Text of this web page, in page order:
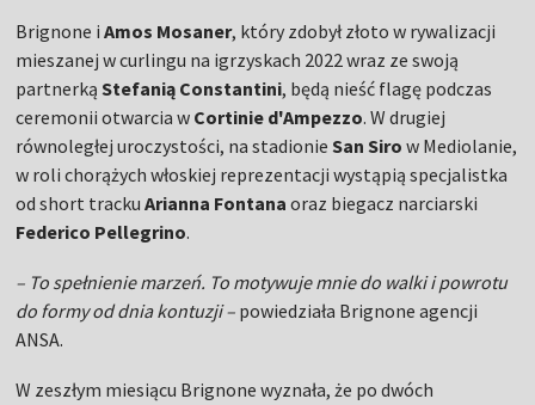
Brignone iAmos Mosaner, który zdobył złoto w rywalizacji
mieszanej w curlingu na igrzyskach 2022 wraz ze swoją
partnerkąStefanią Constantini, będą nieść flagę podczas
ceremonii otwarcia w Cortinie d'Ampezzo. W drugiej
równoległej uroczystości, na stadionieSan Sirow Mediolanie,
w roli chorążych włoskiej reprezentacji wystąpią specjalistka
od short trackuArianna Fontana oraz biegacz narciarski
Federico Pellegrino.
– To spełnienie marzeń. To motywuje mnie do walki i powrotu
do formy od dnia kontuzji – powiedziała Brignone agencji
ANSA.
W zeszłym miesiącu Brignone wyznała, że po dwóch